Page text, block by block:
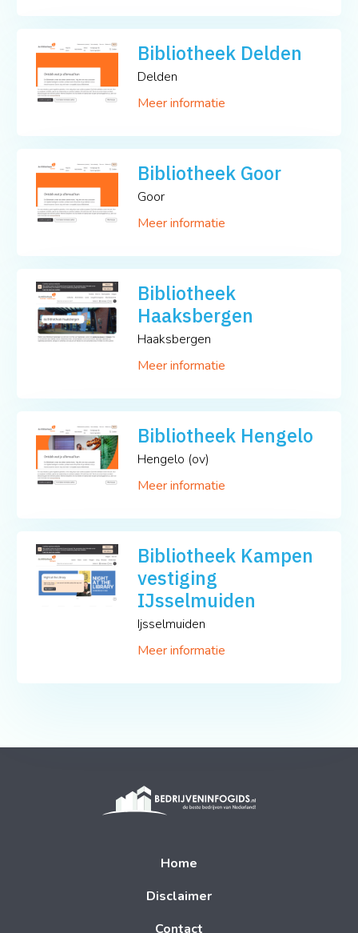
Bibliotheek Delden
Delden
Meer informatie
Bibliotheek Goor
Goor
Meer informatie
Bibliotheek
Haaksbergen
Haaksbergen
Meer informatie
Bibliotheek Hengelo
Hengelo (ov)
Meer informatie
Bibliotheek Kampen
vestiging
IJsselmuiden
Ijsselmuiden
Meer informatie
Home
Disclaimer
Contact